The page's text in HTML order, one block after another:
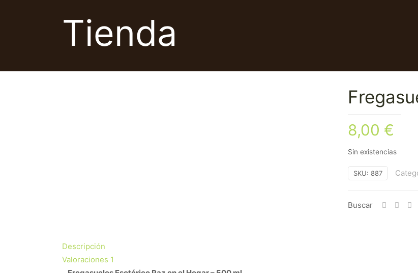
Tienda
8,00 €
Sin existencias
SKU: 887
Buscar
Descripción
Valoraciones 1